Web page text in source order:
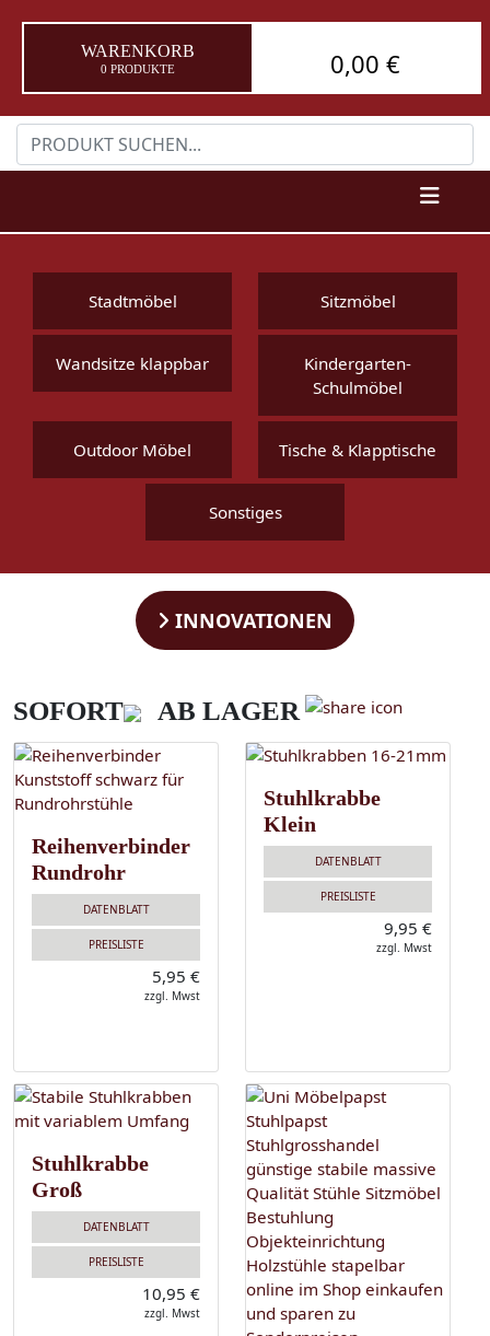
WARENKORB
0 PRODUKTE 0,00 €
Stadtmöbel Sitzmöbel
Wandsitze klappbar
Kindergarten-
Schulmöbel
Outdoor Möbel Tische & Klapptische
Sonstiges
INNOVATIONEN
SOFORT AB LAGER
Reihenverbinder
Rundrohr
DATENBLATT
PREISLISTE
5,95 €
zzgl. Mwst
Stuhlkrabbe
Klein
DATENBLATT
PREISLISTE
9,95 €
zzgl. Mwst
Stuhlkrabbe
Groß
DATENBLATT
PREISLISTE
10,95 €
zzgl. Mwst